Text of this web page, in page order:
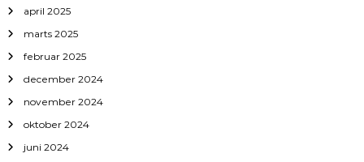
april 2025
marts 2025
februar 2025
december 2024
november 2024
oktober 2024
juni 2024